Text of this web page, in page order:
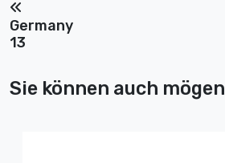
Germany
13
Sie können auch mögen